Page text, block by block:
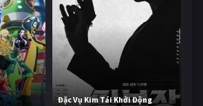
Đặc Vụ Kim Tái Khởi Động